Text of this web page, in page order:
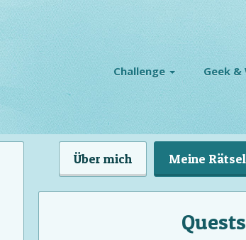
Challenge Geek &
Über mich Meine Rätsel